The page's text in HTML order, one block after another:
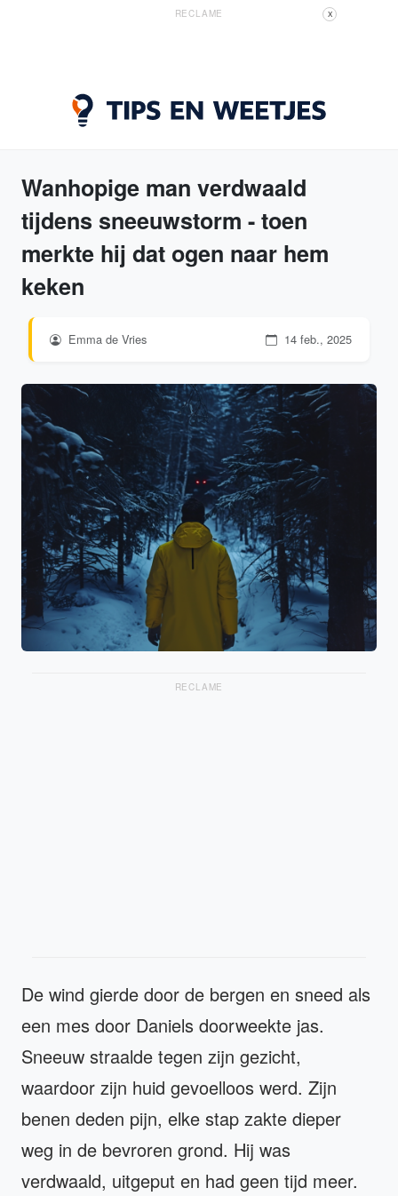
RECLAME X
Wanhopige man verdwaald
tijdens sneeuwstorm - toen
merkte hij dat ogen naar hem
keken
Emma de Vries 14 feb., 2025
RECLAME
De wind gierde door de bergen en sneed als
een mes door Daniels doorweekte jas.
Sneeuw straalde tegen zijn gezicht,
waardoor zijn huid gevoelloos werd. Zijn
benen deden pijn, elke stap zakte dieper
weg in de bevroren grond. Hij was
verdwaald, uitgeput en had geen tijd meer.